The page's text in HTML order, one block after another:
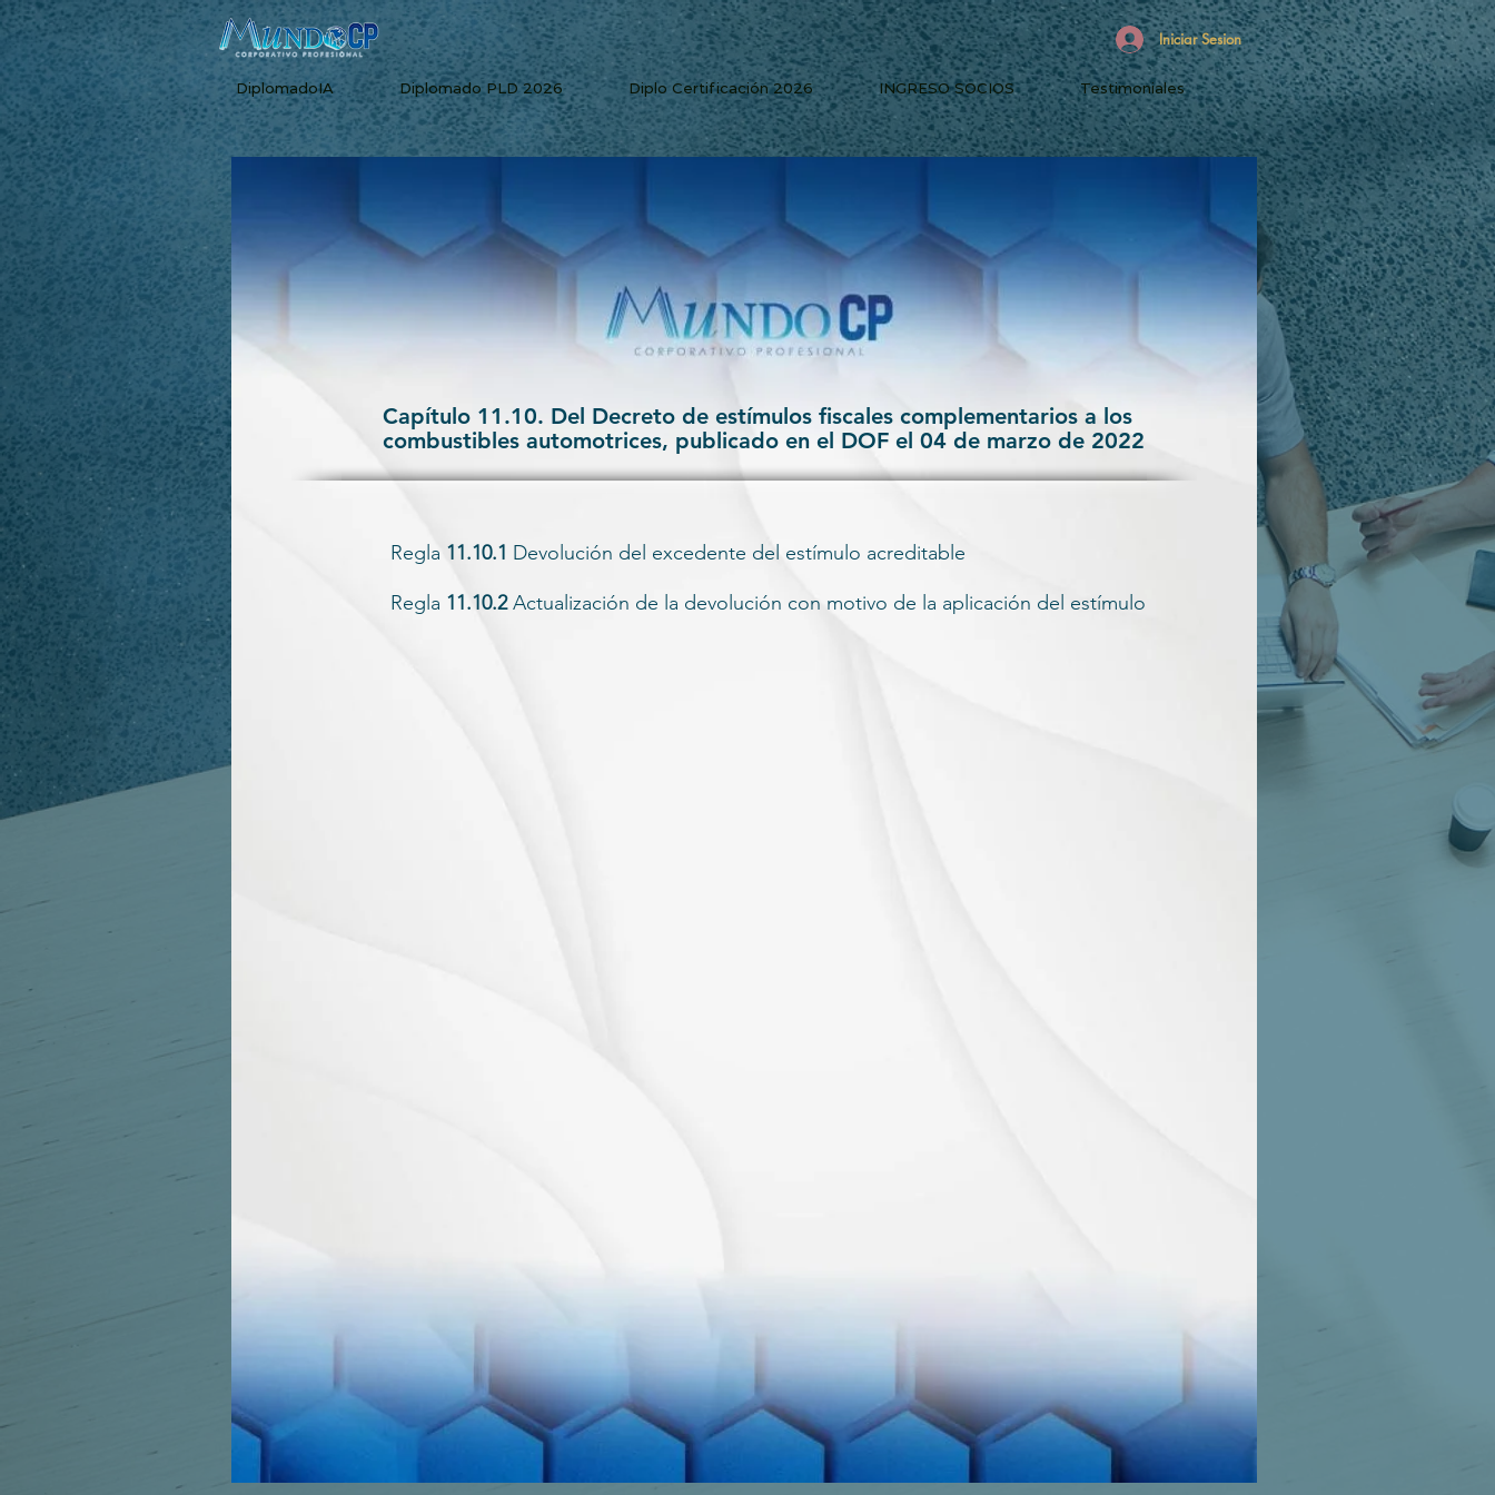
Iniciar Sesion
DiplomadoIA Diplomado PLD 2026 Diplo Certificación 2026 INGRESO SOCIOS Testimoniales
Regla 11.10.1 Devolución del excedente del estímulo acreditable
Capítulo 11.10. Del Decreto de estímulos fiscales complementarios a los
combustibles automotrices, publicado en el DOF el 04 de marzo de 2022
Regla 11.10.2Actualización de la devolución con motivo de la aplicación del estímulo